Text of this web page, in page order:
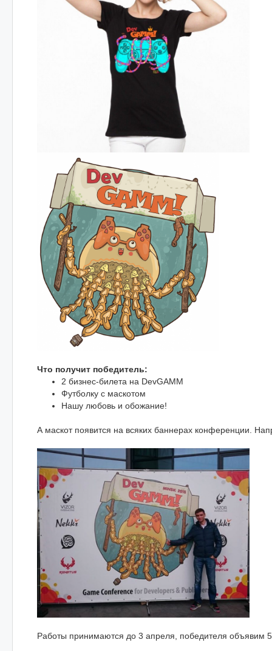
Что получит победитель:
2 бизнес-билета на DevGAMM
Футболку с маскотом
Нашу любовь и обожание!
А маскот появится на всяких баннерах конференции.
Работы принимаются до 3 апреля, победителя объявим